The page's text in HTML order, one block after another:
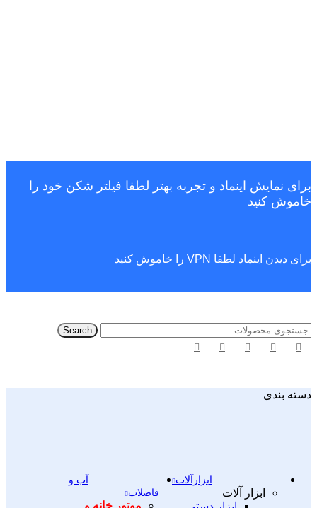
برای نمایش اینماد و تجربه بهتر لطفا فیلتر شکن خود را
خاموش کنید
برای دیدن اینماد لطفا VPN را خاموش کنید
Search
دسته بندی
ابزارآلات
ابزار آلات
آب و
فاضلاب